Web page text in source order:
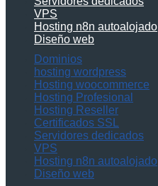
VPS
Hosting n8n autoalojado
Diseño web
Dominios
hosting wordpress
Hosting woocommerce
Hosting Profesional
Hosting Reseller
Certificados SSL
Servidores dedicados
VPS
Hosting n8n autoalojado
Diseño web